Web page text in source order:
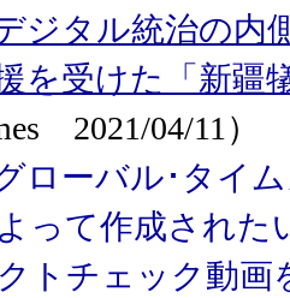
ジタル統治の内
を受けた「新疆
2021/04/11）
ローバル･タイ
って作成された
トチェック動画